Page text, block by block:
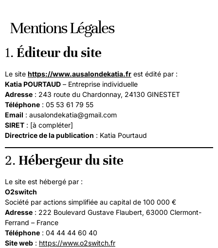
Mentions Légales
1. Éditeur du site
Le site https://www.ausalondekatia.fr est édité par :
Katia POURTAUD – Entreprise individuelle
Adresse : 243 route du Chardonnay, 24130 GINESTET
Téléphone : 05 53 61 79 55
Email : ausalondekatia@gmail.com
SIRET : [à compléter]
Directrice de la publication : Katia Pourtaud
2. Hébergeur du site
Le site est hébergé par :
O2switch
Société par actions simplifiée au capital de 100 000 €
Adresse : 222 Boulevard Gustave Flaubert, 63000 Clermont-
Ferrand – France
Téléphone : 04 44 44 60 40
Site web : https://www.o2switch.fr